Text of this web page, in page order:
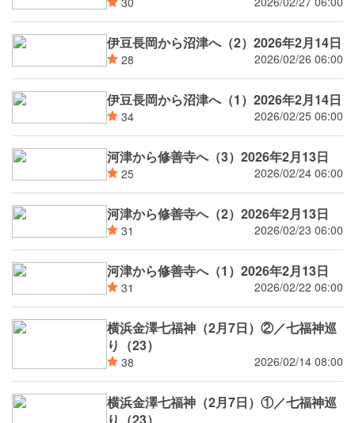
伊豆長岡から沼津へ（2）2026年2月14日
28 2026/02/26 06:00
伊豆長岡から沼津へ（1）2026年2月14日
34 2026/02/25 06:00
河津から修善寺へ（3）2026年2月13日
25 2026/02/24 06:00
河津から修善寺へ（2）2026年2月13日
31 2026/02/23 06:00
河津から修善寺へ（1）2026年2月13日
31 2026/02/22 06:00
横浜金澤七福神（2月7日）②／七福神巡
り（23）
38 2026/02/14 08:00
横浜金澤七福神（2月7日）①／七福神巡